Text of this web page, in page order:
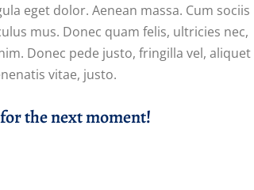
eget dolor. Aenean massa. Cum sociis
mus. Donec quam felis, ultricies nec,
Donec pede justo, fringilla vel, aliquet
vitae, justo.
the next moment!